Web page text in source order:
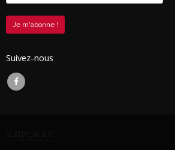
Suivez-nous